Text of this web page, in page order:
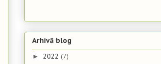
Arhivă blog
► 2022 (7)